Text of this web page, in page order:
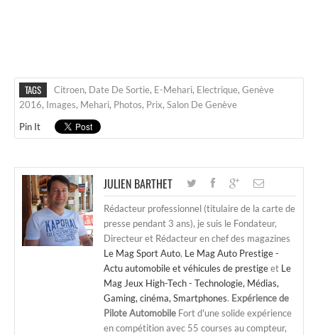
TAGS Citroen, Date De Sortie, E-Mehari, Electrique, Genève
2016, Images, Mehari, Photos, Prix, Salon De Genève
Pin It
JULIEN BARTHET
Rédacteur professionnel (titulaire de la carte de
presse pendant 3 ans), je suis le Fondateur,
Directeur et Rédacteur en chef des magazines
Le Mag Sport Auto, Le Mag Auto Prestige -
Actu automobile et véhicules de prestigeet Le
Mag Jeux High-Tech - Technologie, Médias,
Gaming, cinéma, Smartphones. Expérience de
Pilote Automobile Fort d'une solide expérience
en compétition avec 55 courses au compteur,